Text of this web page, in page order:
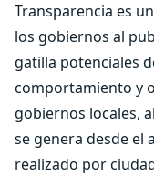
Transparencia es
los gobiernos al
gatilla potenciales
comportamiento y
gobiernos locales,
se genera desde el
realizado por